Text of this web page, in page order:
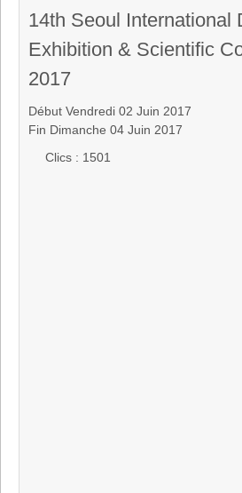
14th Seoul International
Exhibition & Scientific
2017
Début Vendredi 02 Juin 2017
Fin Dimanche 04 Juin 2017
Clics : 1501